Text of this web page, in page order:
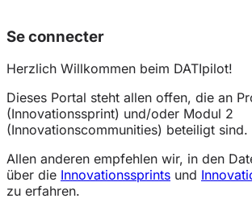
Se connecter
Herzlich Willkommen beim DATIpilot!
Dieses Portal steht allen offen, die an
(Innovationssprint) und/oder Modul 2
(Innovationscommunities) beteiligt sind.
Allen anderen empfehlen wir, in den
über die Innovationssprints und
zu erfahren.